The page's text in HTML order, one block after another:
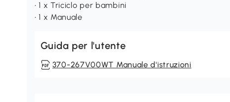
• 1 x Triciclo per bambini
• 1 x Manuale
Guida per l'utente
370-267V00WT Manuale d'istruzioni